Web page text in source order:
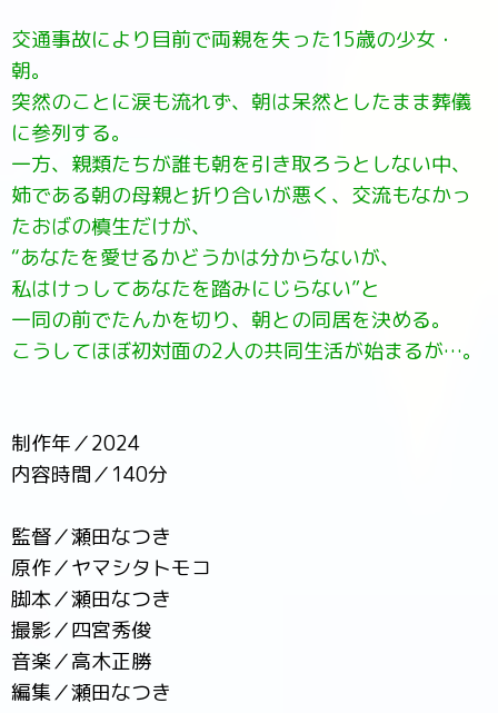
交通事故により目前で両親を失った15歳の少女・
朝。
突然のことに涙も流れず、朝は呆然としたまま葬儀
に参列する。
一方、親類たちが誰も朝を引き取ろうとしない中、
姉である朝の母親と折り合いが悪く、交流もなかっ
たおばの槙生だけが、
“あなたを愛せるかどうかは分からないが、
私はけっしてあなたを踏みにじらない”と
一同の前でたんかを切り、朝との同居を決める。
こうしてほぼ初対面の2人の共同生活が始まるが…。
制作年／2024
内容時間／140分
監督／瀬田なつき
原作／ヤマシタトモコ
脚本／瀬田なつき
撮影／四宮秀俊
音楽／高木正勝
編集／瀬田なつき